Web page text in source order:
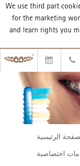
We use third part
for the marketing
and learn rights you
الرئيسية
اختصاصية